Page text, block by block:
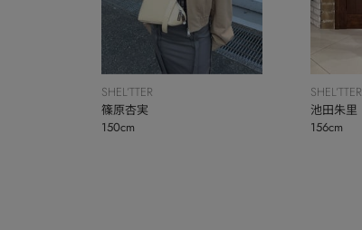
SHEL’TTER
篠原杏実
150cm
SHEL’TTER
池田朱里
156cm